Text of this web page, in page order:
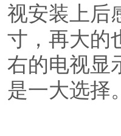
视安装上后
寸，再大的
右的电视显
是一大选择